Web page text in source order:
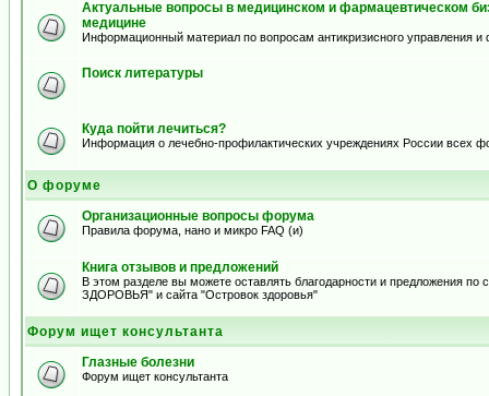
Актуальные вопросы в медицинском и фармацевтическом
медицине
Информационный материал по вопросам антикризисного управления и
Поиск литературы
Куда пойти лечиться?
Информация о лечебно-профилактических учреждениях России всех
О форуме
Организационные вопросы форума
Правила форума, нано и микро FAQ (и)
Книга отзывов и предложений
В этом разделе вы можете оставлять благодарности и предложения
ЗДОРОВЬЯ" и сайта "Островок здоровья"
Форум ищет консультанта
Глазные болезни
Форум ищет консультанта